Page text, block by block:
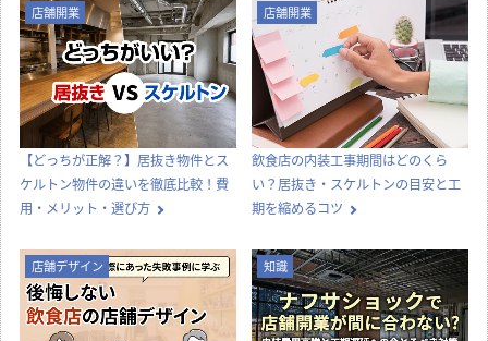
店舗開業
【どっちが正解？】居抜き物件とス
ケルトン物件の違いを徹底比較！費
用・メリット・選び方
店舗開業
飲食店の内装工事期間はどのくら
い？居抜き・スケルトンの目安と工
期を縮めるコツ
店舗デザイン 知識